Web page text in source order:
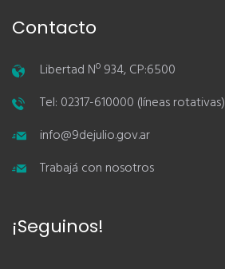
Contacto
Libertad Nº 934, CP:6500
Tel: 02317-610000 (líneas rotativas)
info@9dejulio.gov.ar
Trabajá con nosotros
¡Seguinos!